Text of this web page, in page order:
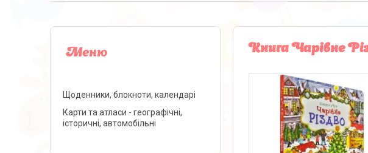
Книга Чарівне
Щоденники, блокноти, календарі
Карти та атласи - географічні,
історичні, автомобільні